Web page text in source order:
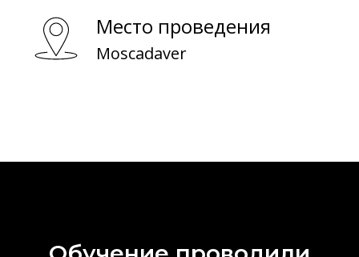
Место проведения
Moscadaver